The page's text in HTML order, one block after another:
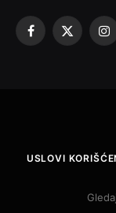
Facebook
X
USLOVI